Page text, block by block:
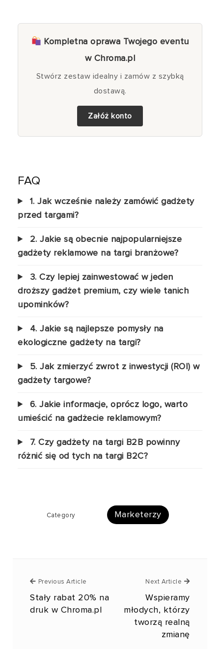
Kompletna oprawa Twojego eventu
w Chroma.pl
Stwórz zestaw idealny i zamów z szybką
dostawą.
Załóż konto
FAQ
1. Jak wcześnie należy zamówić gadżety
przed targami?
2. Jakie są obecnie najpopularniejsze
gadżety reklamowe na targi branżowe?
3. Czy lepiej zainwestować w jeden
droższy gadżet premium, czy wiele tanich
upominków?
4. Jakie są najlepsze pomysły na
ekologiczne gadżety na targi?
5. Jak zmierzyć zwrot z inwestycji (ROI) w
gadżety targowe?
6. Jakie informacje, oprócz logo, warto
umieścić na gadżecie reklamowym?
7. Czy gadżety na targi B2B powinny
różnić się od tych na targi B2C?
Category Marketerzy
Previous Article
Stały rabat 20% na
druk w Chroma.pl
Next Article
Wspieramy
młodych, którzy
tworzą realną
zmianę